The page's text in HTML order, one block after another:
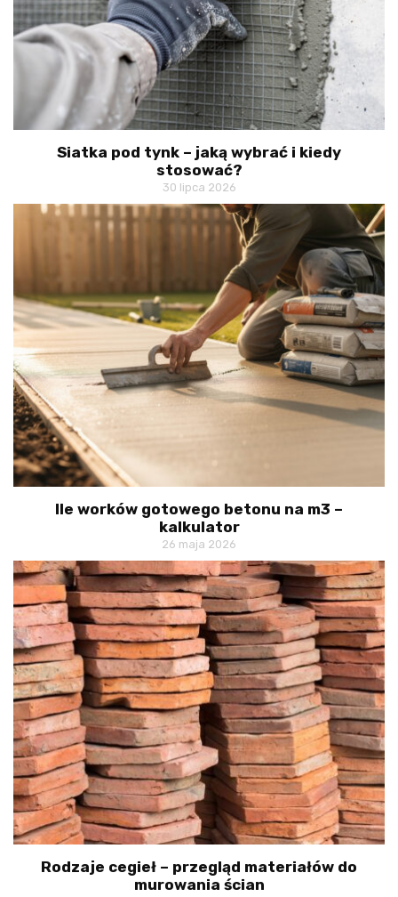
Siatka pod tynk – jaką wybrać i kiedy
stosować?
30 lipca 2026
Ile worków gotowego betonu na m3 –
kalkulator
26 maja 2026
Rodzaje cegieł – przegląd materiałów do
murowania ścian